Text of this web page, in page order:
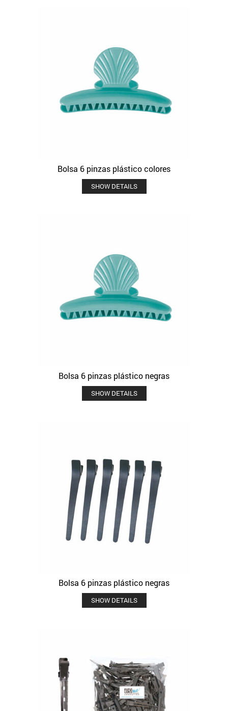
Bolsa 6 pinzas plástico colores
SHOW DETAILS
Bolsa 6 pinzas plástico negras
SHOW DETAILS
Bolsa 6 pinzas plástico negras
SHOW DETAILS